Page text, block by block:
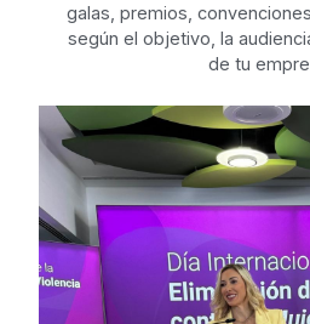
galas, premios,
según el objetivo, la
de tu